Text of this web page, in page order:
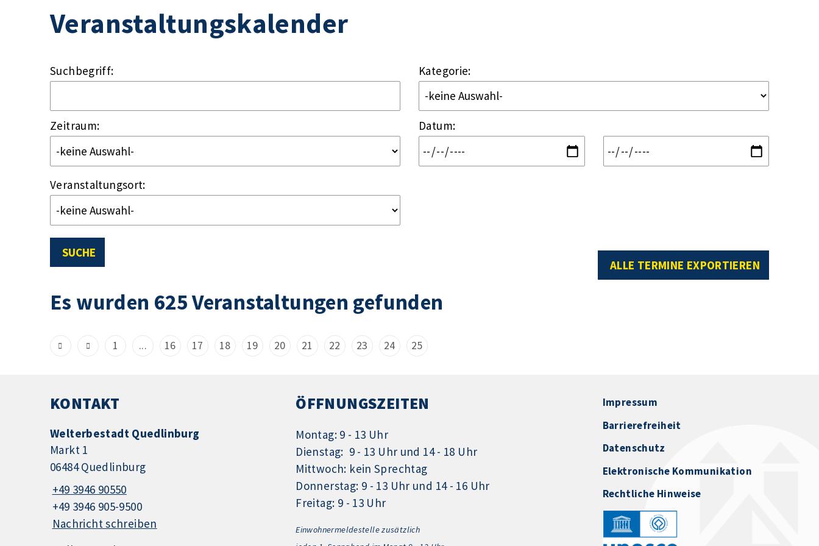
Veranstaltungskalender
Suchbegriff: Kategorie:
Zeitraum: Datum:
Veranstaltungsort:
SUCHE
ALLE TERMINE EXPORTIEREN
Es wurden 625 Veranstaltungen gefunden
1 ... 16 17 18 19 20 21 22 23 24 25
KONTAKT
Welterbestadt Quedlinburg
Markt 1
06484 Quedlinburg
+49 3946 90550
+49 3946 905-9500
Nachricht schreiben
ÖFFNUNGSZEITEN
Montag: 9 - 13 Uhr
Dienstag: 9 - 13 Uhr und 14 - 18 Uhr
Mittwoch: kein Sprechtag
Donnerstag: 9 - 13 Uhr und 14 - 16 Uhr
Freitag: 9 - 13 Uhr
Einwohnermeldestelle zusätzlich
Impressum
Barrierefreiheit
Datenschutz
Elektronische Kommunikation
Rechtliche Hinweise